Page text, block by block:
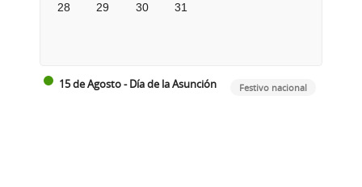
28 29 30 31
15 de Agosto - Día de la Asunción Festivo nacional